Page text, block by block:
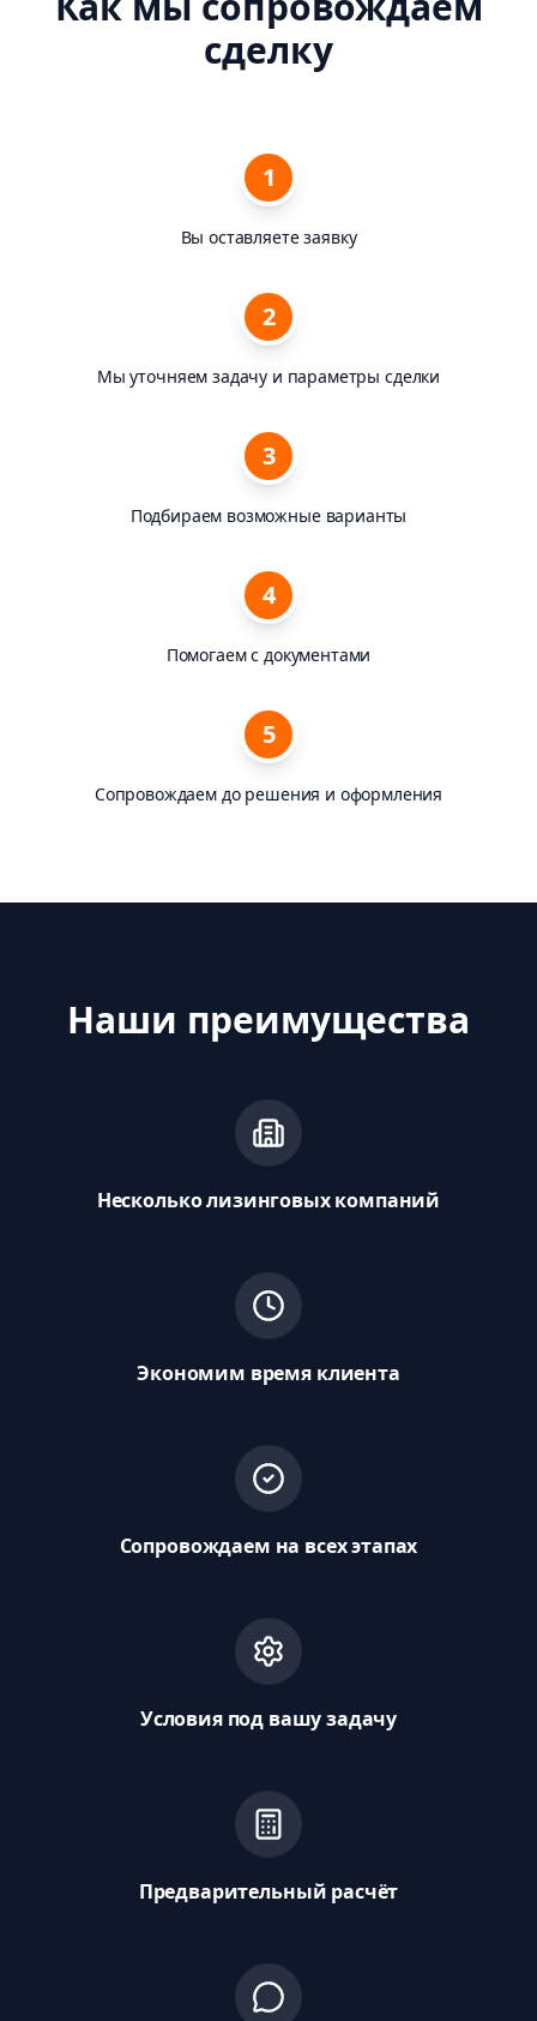
сделку
1
Вы оставляете заявку
2
Мы уточняем задачу и параметры сделки
3
Подбираем возможные варианты
4
Помогаем с документами
5
Сопровождаем до решения и оформления
Наши преимущества
Несколько лизинговых компаний
Экономим время клиента
Сопровождаем на всех этапах
Условия под вашу задачу
Предварительный расчёт